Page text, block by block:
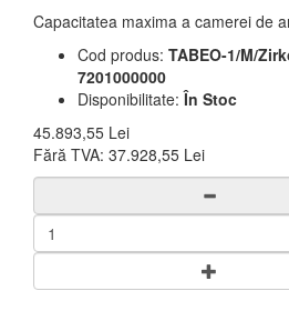
Capacitatea maxima a camerei de
Cod produs: TABEO-1/M/
7201000000
Disponibilitate: În Stoc
45.893,55 Lei
Fără TVA: 37.928,55 Lei